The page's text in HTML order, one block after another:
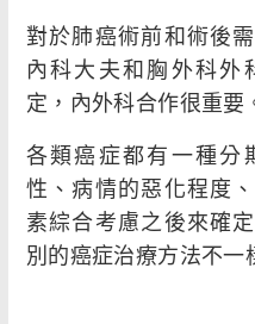
對於肺癌術前和術後
內科大夫和胸外科外
定，內外科合作很重要
各類癌症都有一種分
性、病情的惡化程度
素綜合考慮之後來確
別的癌症治療方法不一